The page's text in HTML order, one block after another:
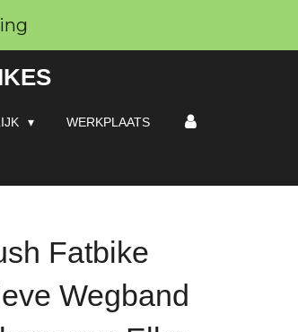
WERKPLAATS
Fatbike
Wegband